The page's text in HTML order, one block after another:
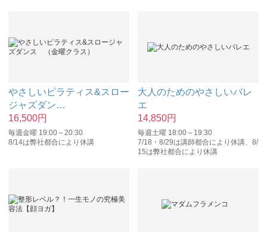
やさしいピラティス&スロー
ジャズダン…
16,500円
毎週金曜 19:00～20:30
8/14は弊社都合により休講
大人のためのやさしいバレ
エ
14,850円
毎週土曜 18:00～19:30
7/18・8/29は講師都合により休講、8/
15は弊社都合により休講